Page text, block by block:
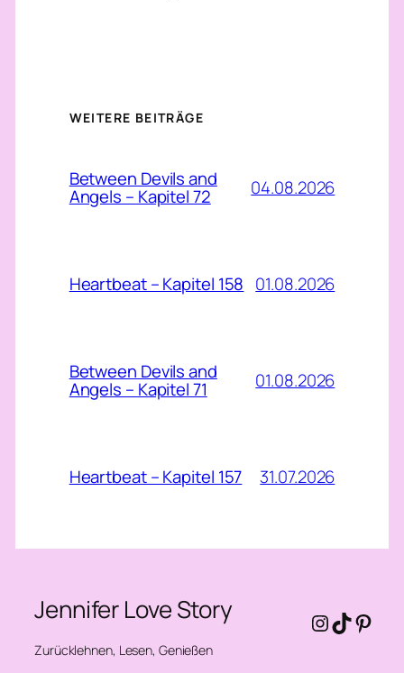
WEITERE BEITRÄGE
Between Devils and
Angels – Kapitel 72 04.08.2026
Heartbeat – Kapitel 158 01.08.2026
Between Devils and
Angels – Kapitel 71 01.08.2026
Heartbeat – Kapitel 157 31.07.2026
Jennifer Love Story
Zurücklehnen, Lesen, Genießen
Instagram
TikTok